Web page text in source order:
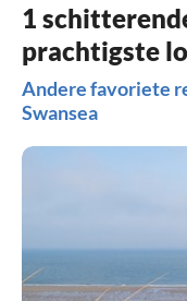
1
prachtigste
Andere favoriete
Swansea